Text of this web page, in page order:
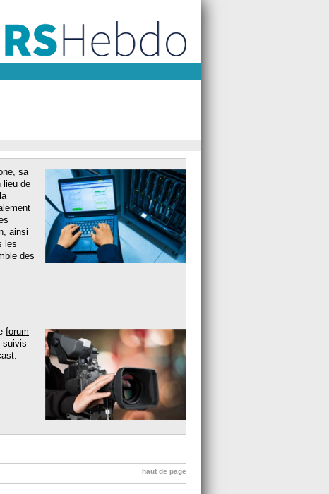
sa
lieu de
ainsi
les
des
forum
suivis
haut de page